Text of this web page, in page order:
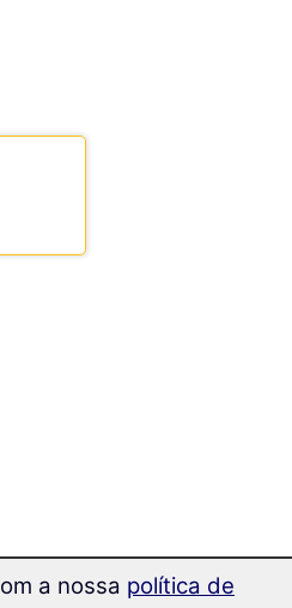
a nossa política de